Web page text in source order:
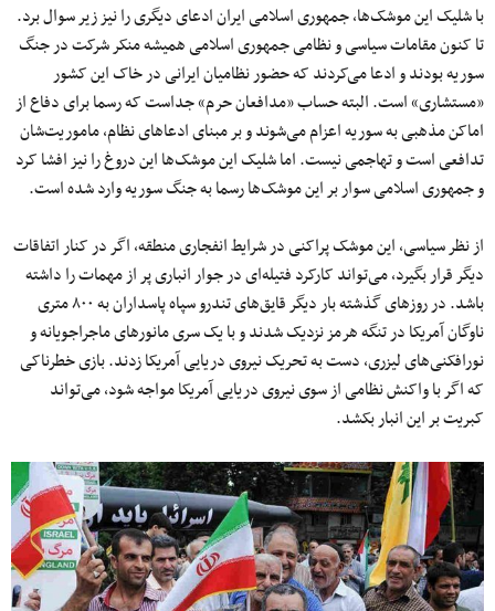
با شلیک این موشک‌ها، جمهوری اسلامی ایران ادعای دیگری را نیز زیر سوال برد.
تا کنون مقامات سیاسی و نظامی جمهوری اسلامی همیشه منکر شرکت در جنگ
سوریه بودند و ادعا می‌کردند که حضور نظامیان ایرانی در خاک این کشور
«مستشاری» است. البته حساب «مدافعان حرم» جداست که رسما برای دفاع از
اماکن مذهبی به سوریه اعزام می‌شوند و بر مبنای ادعاهای نظام، ماموریت‌شان
تدافعی است و تهاجمی نیست. اما شلیک این موشک‌ها این دروغ را نیز افشا کرد
و جمهوری اسلامی سوار بر این موشک‌ها رسما به جنگ سوریه وارد شده است.
از نظر سیاسی، این موشک پراکنی در شرایط انفجاری منطقه، اگر در کنار اتفاقات
دیگر قرار بگیرد، می‌تواند کارکرد فتیله‌ای در جوار انباری پر از مهمات را داشته
باشد. در روز‌های گذشته بار دیگر قایق‌های تندرو سپاه پاسداران به ۸۰۰ متری
ناوگان آمریکا در تنگه هرمز نزدیک شدند و با یک سری مانور‌های ماجراجویانه و
نورافکنی‌های لیزری، دست به تحریک نیروی دریایی آمریکا زدند. بازی خطرناکی
که اگر با واکنش نظامی از سوی نیروی دریایی آمریکا مواجه شود، می‌تواند
کبریت بر این انبار بکشد.